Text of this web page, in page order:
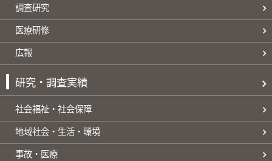
調査研究
医療研修
広報
研究・調査実績
社会福祉・社会保障
地域社会・生活・環境
事故・医療